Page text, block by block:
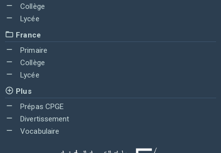
Collège
Lycée
France
Primaire
Collège
Lycée
Plus
Prépas CPGE
Divertissement
Vocabulaire